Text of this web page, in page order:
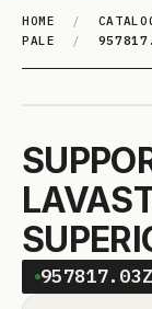
HOME /
PALE
/